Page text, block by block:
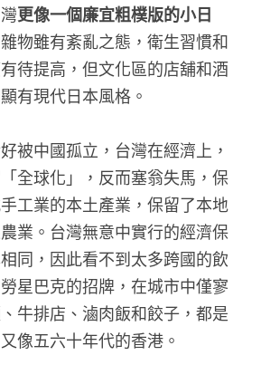
更像一個廉宜粗樸版的小日
物雖有紊亂之態，衛生習慣和
待提高，但文化區的店舖和酒
有現代日本風格。
被中國孤立，台灣在經濟上，
全球化」，反而塞翁失馬，保
工業的本土產業，保留了本地
業。台灣無意中實行的經濟保
同，因此看不到太多跨國的飲
星巴克的招牌，在城市中僅寥
牛排店、滷肉飯和餃子，都是
像五六十年代的香港。